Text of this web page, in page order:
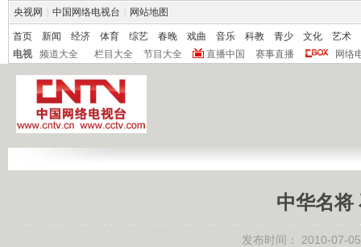
央视网 中国网络电视台 网站地图
首页 新闻 经济 体育 综艺 春晚 戏曲 音乐 科教 青少 文化
艺术
电视
频道大全 栏目大全 节目大全 直播中国 赛事直播 网络
中华名将
发布时间： 2010-07-